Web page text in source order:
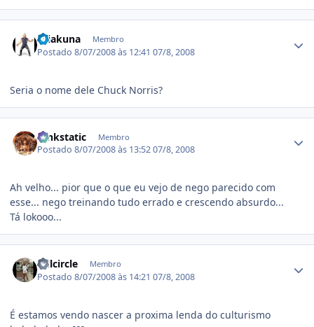
rhiakuna Membro
Postado8/07/2008 às 12:4107/8, 2008
Seria o nome dele Chuck Norris?
funkstatic Membro
Postado8/07/2008 às 13:5207/8, 2008
Ah velho... pior que o que eu vejo de nego parecido com
esse... nego treinando tudo errado e crescendo absurdo...
Tá lokooo...
fullcircle Membro
Postado8/07/2008 às 14:2107/8, 2008
É estamos vendo nascer a proxima lenda do culturismo